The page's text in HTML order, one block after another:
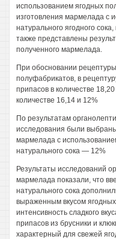
использованием ягодных
изготовления мармелада с
натурального ягодного
также представлены
полученного мармелада.
При обосновании
полуфабрикатов, в
припасов в количестве
количестве 16,14 и 12%
По результатам
исследования были
мармелада с
натурального сока — 12%
Результаты исследований
мармелада показали, что
натурального сока
выраженным вкусом
интенсивность сладкого
припасов из брусники и
характерный для свежей